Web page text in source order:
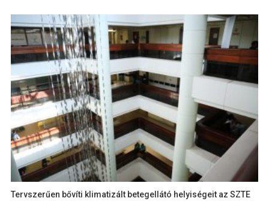
Tervszerűen bővíti klimatizált betegellátó helyiségeit az SZTE